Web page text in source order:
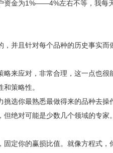
资金为1%——4%左右不等，我每
并且针对每个品种的历史事实而
来应对，非常合理，这一点也很
策略性。
选你最熟悉最做得来的品种去操
绝对可能是少数几个领域的专家
定你的赢损比值。就像方程式，